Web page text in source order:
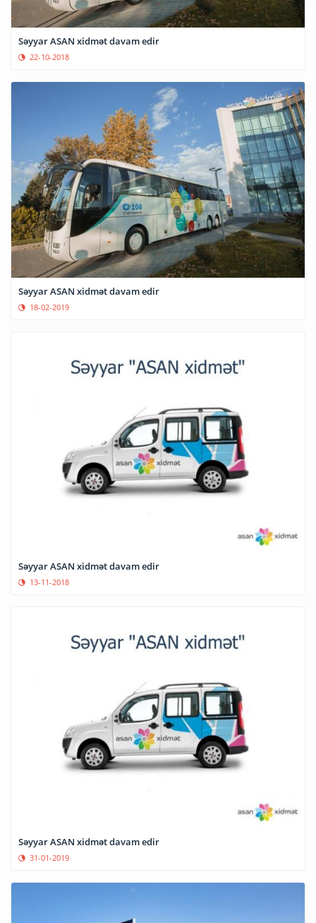
Səyyar ASAN xidmət davam edir
22-10-2018
Səyyar ASAN xidmət davam edir
18-02-2019
Səyyar ASAN xidmət davam edir
13-11-2018
Səyyar ASAN xidmət davam edir
31-01-2019